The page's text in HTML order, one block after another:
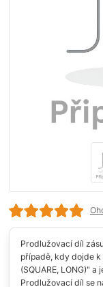
Prodlužovací díl
případě, kdy dojde
(SQUARE, LONG)"
Prodlužovací díl se